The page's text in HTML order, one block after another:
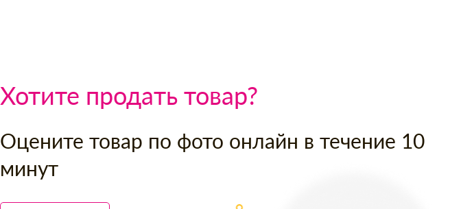
Хотите продать товар?
Оцените товар по фото онлайн в течение 10
минут